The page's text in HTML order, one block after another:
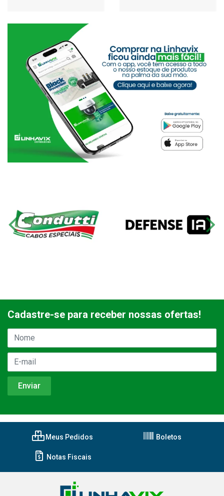
Cadastre-se para receber nossas ofertas!
Meus Pedidos Boletos
Notas Fiscais